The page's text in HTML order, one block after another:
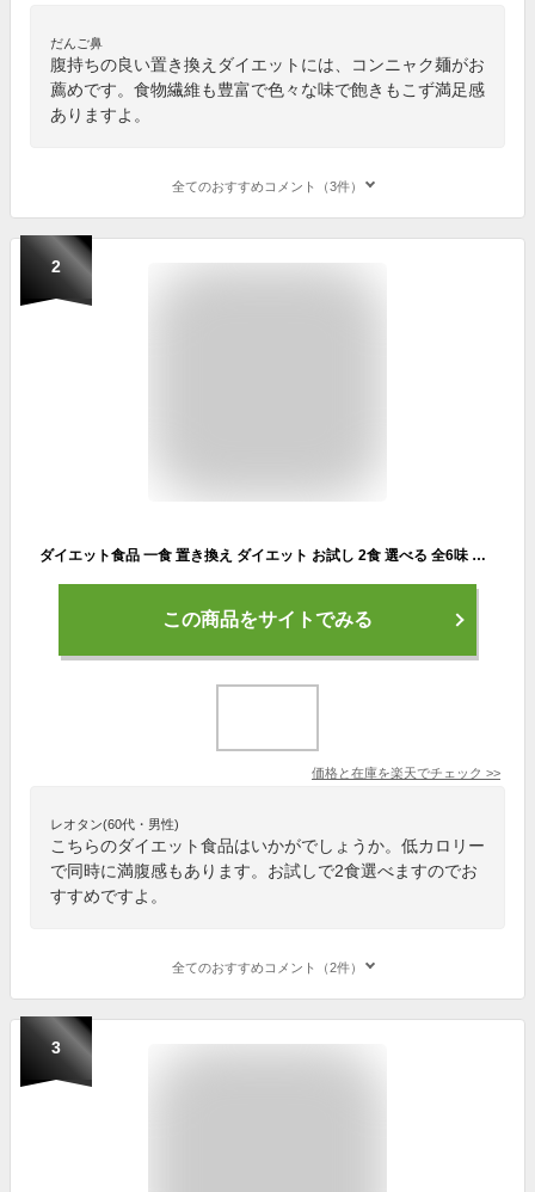
だんご鼻
腹持ちの良い置き換えダイエットには、コンニャク麺がお
薦めです。食物繊維も豊富で色々な味で飽きもこず満足感
ありますよ。
全てのおすすめコメント（3件）
2
ダイエット食品 一食 置き換え ダイエット お試し 2食 選べる 全6味 低糖質 糖質制限 糖質オフ 糖質 レンジ こんにゃく リゾット レトルト 低カロリー 満腹感 腹持ち レンジ調理 コンニャク 【340002-1】【メール便送料無料】
この商品をサイトでみる
価格と在庫を楽天でチェック >>
レオタン(60代・男性)
こちらのダイエット食品はいかがでしょうか。低カロリー
で同時に満腹感もあります。お試しで2食選べますのでお
すすめですよ。
全てのおすすめコメント（2件）
3